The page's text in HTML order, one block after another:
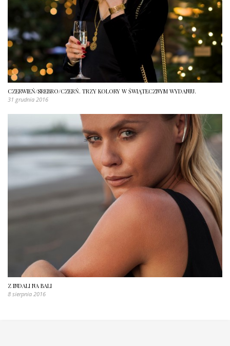
CZERWIEŃ/SREBRO/CZERŃ. TRZY KOLORY W ŚWIĄTECZNYM WYDANIU.
31 grudnia 2016
Z INDALI NA BALI
8 sierpnia 2016